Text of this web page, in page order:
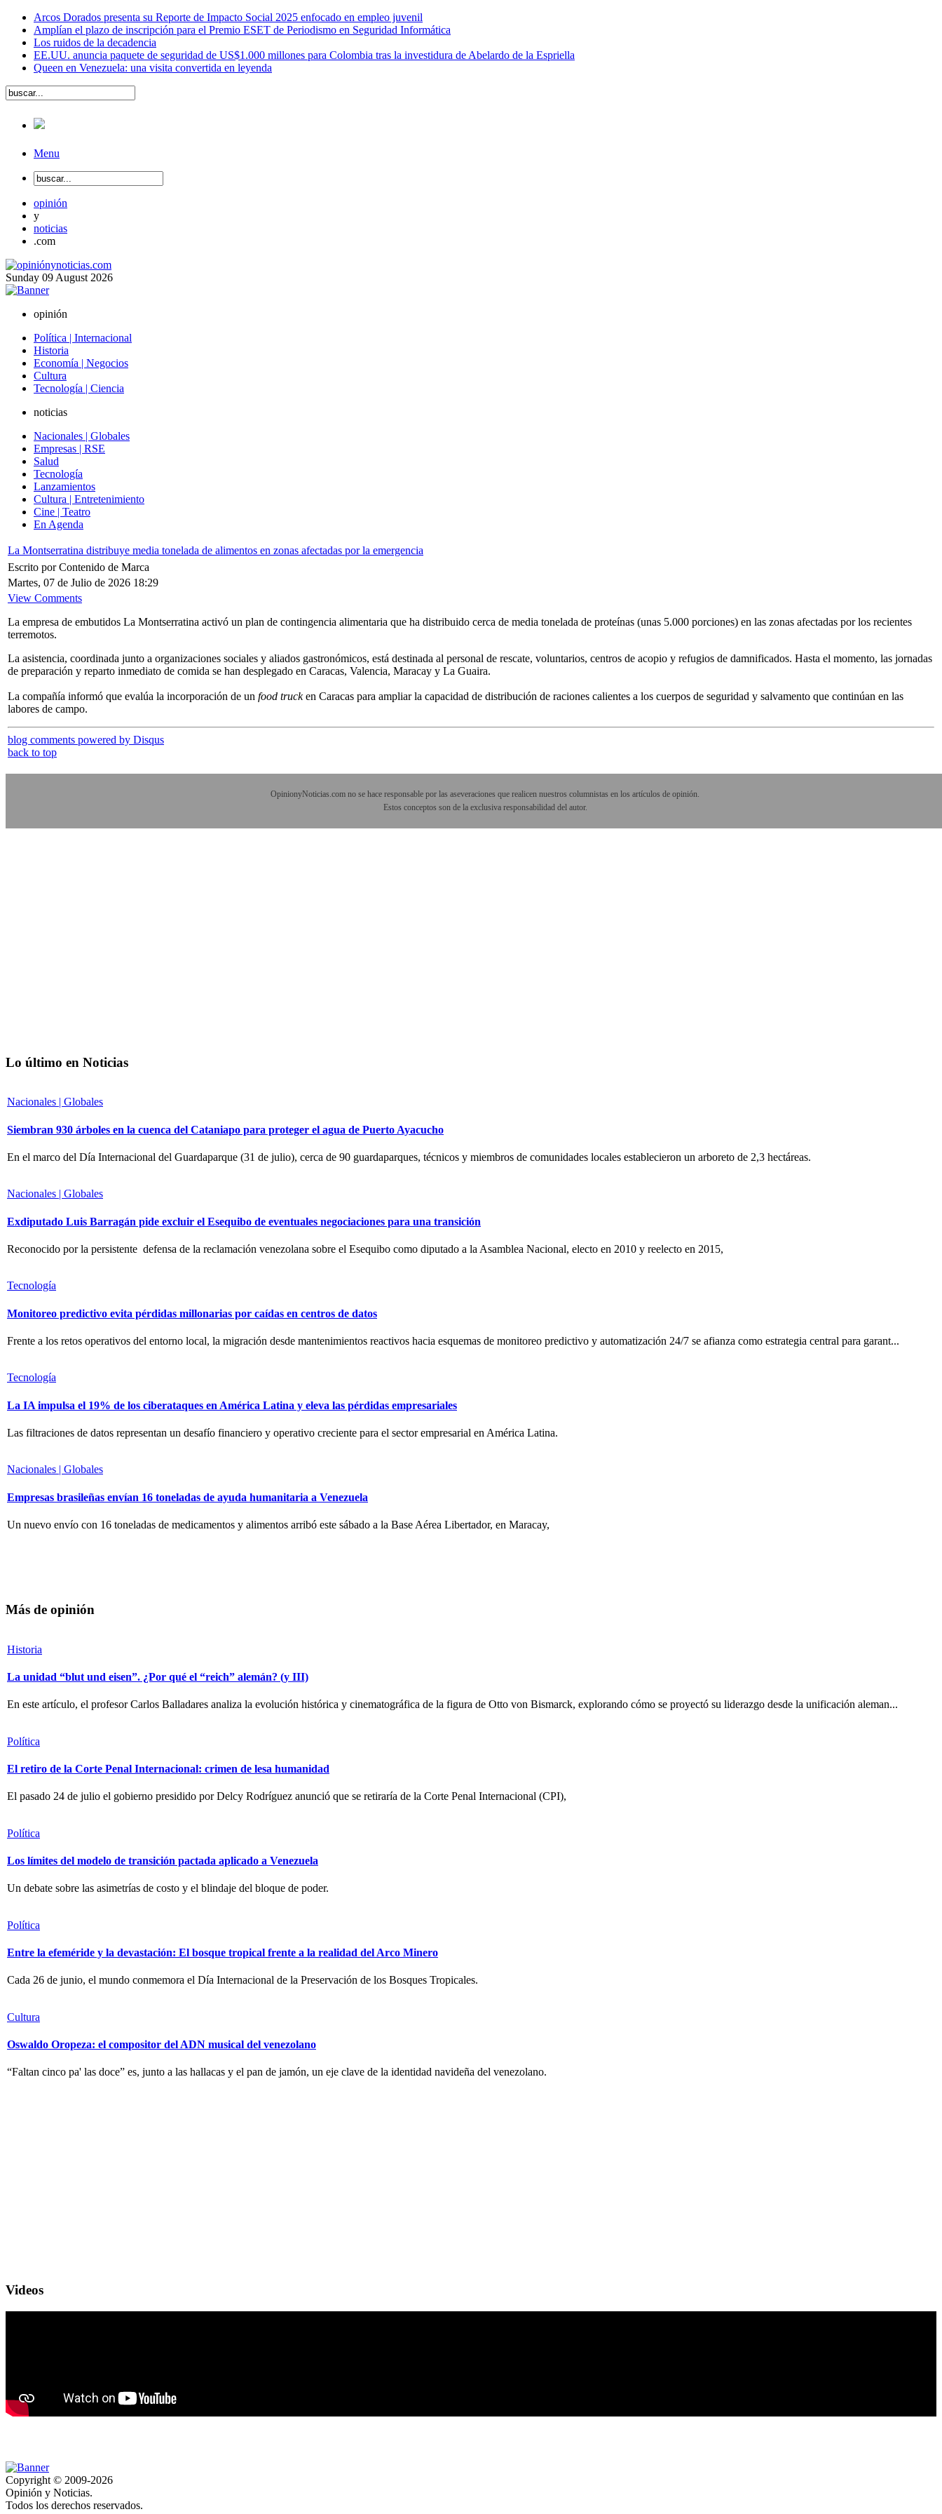
Arcos Dorados presenta su Reporte de Impacto Social 2025 enfocado en empleo juvenil
Amplían el plazo de inscripción para el Premio ESET de Periodismo en Seguridad Informática
Los ruidos de la decadencia
EE.UU. anuncia paquete de seguridad de US$1.000 millones para Colombia tras la investidura de Abelardo de la Espriella
Queen en Venezuela: una visita convertida en leyenda
Menu
opinión
y
noticias
.com
Sunday 09 August 2026
opinión
Política | Internacional
Historia
Economía | Negocios
Cultura
Tecnología | Ciencia
noticias
Nacionales | Globales
Empresas | RSE
Salud
Tecnología
Lanzamientos
Cultura | Entretenimiento
Cine | Teatro
En Agenda
La Montserratina distribuye media tonelada de alimentos en zonas afectadas por la emergencia
Escrito por Contenido de Marca
Martes, 07 de Julio de 2026 18:29
View Comments
La empresa de embutidos La Montserratina activó un plan de contingencia alimentaria que ha distribuido cerca de media tonelada de proteínas (unas 5.000 porciones) en las zonas afectadas por los recientes
terremotos.
La asistencia, coordinada junto a organizaciones sociales y aliados gastronómicos, está destinada al personal de rescate, voluntarios, centros de acopio y refugios de damnificados. Hasta el momento, las jornadas
de preparación y reparto inmediato de comida se han desplegado en Caracas, Valencia, Maracay y La Guaira.
La compañía informó que evalúa la incorporación de un food trucken Caracas para ampliar la capacidad de distribución de raciones calientes a los cuerpos de seguridad y salvamento que continúan en las
labores de campo.
blog comments powered by Disqus
back to top
OpinionyNoticias.com no se hace responsable por las aseveraciones que realicen nuestros columnistas en los artículos de opinión.
Estos conceptos son de la exclusiva responsabilidad del autor.
Lo último en Noticias
Nacionales | Globales
Siembran 930 árboles en la cuenca del Cataniapo para proteger el agua de Puerto Ayacucho
En el marco del Día Internacional del Guardaparque (31 de julio), cerca de 90 guardaparques, técnicos y miembros de comunidades locales establecieron un arboreto de 2,3 hectáreas.
Nacionales | Globales
Exdiputado Luis Barragán pide excluir el Esequibo de eventuales negociaciones para una transición
Reconocido por la persistente defensa de la reclamación venezolana sobre el Esequibo como diputado a la Asamblea Nacional, electo en 2010 y reelecto en 2015,
Tecnología
Monitoreo predictivo evita pérdidas millonarias por caídas en centros de datos
Frente a los retos operativos del entorno local, la migración desde mantenimientos reactivos hacia esquemas de monitoreo predictivo y automatización 24/7 se afianza como estrategia central para garant...
Tecnología
La IA impulsa el 19% de los ciberataques en América Latina y eleva las pérdidas empresariales
Las filtraciones de datos representan un desafío financiero y operativo creciente para el sector empresarial en América Latina.
Nacionales | Globales
Empresas brasileñas envían 16 toneladas de ayuda humanitaria a Venezuela
Un nuevo envío con 16 toneladas de medicamentos y alimentos arribó este sábado a la Base Aérea Libertador, en Maracay,
Más de opinión
Historia
La unidad “blut und eisen”. ¿Por qué el “reich” alemán? (y III)
En este artículo, el profesor Carlos Balladares analiza la evolución histórica y cinematográfica de la figura de Otto von Bismarck, explorando cómo se proyectó su liderazgo desde la unificación aleman...
Política
El retiro de la Corte Penal Internacional: crimen de lesa humanidad
El pasado 24 de julio el gobierno presidido por Delcy Rodríguez anunció que se retiraría de la Corte Penal Internacional (CPI),
Política
Los límites del modelo de transición pactada aplicado a Venezuela
Un debate sobre las asimetrías de costo y el blindaje del bloque de poder.
Política
Entre la efeméride y la devastación: El bosque tropical frente a la realidad del Arco Minero
Cada 26 de junio, el mundo conmemora el Día Internacional de la Preservación de los Bosques Tropicales.
Cultura
Oswaldo Oropeza: el compositor del ADN musical del venezolano
“Faltan cinco pa' las doce” es, junto a las hallacas y el pan de jamón, un eje clave de la identidad navideña del venezolano.
Videos
Copyright © 2009-2026
Opinión y Noticias.
Todos los derechos reservados.